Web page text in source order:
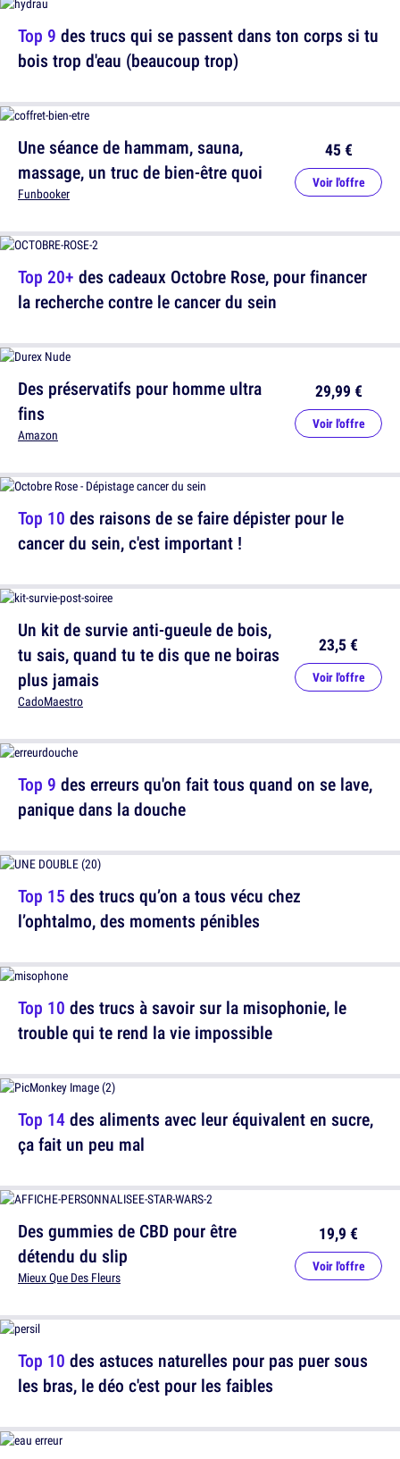
Une séance de hammam, sauna,
massage, un truc de bien-être quoi
Funbooker
45 €
Voir l'offre
Des préservatifs pour homme ultra
fins
Amazon
29,99 €
Voir l'offre
Top 10 des raisons de se faire dépister pour le
cancer du sein, c'est important !
Top 9 des erreurs qu'on fait tous quand on se lave,
panique dans la douche
Top 10 des trucs à savoir sur la misophonie, le
trouble qui te rend la vie impossible
Des gummies de CBD pour être
détendu du slip
Mieux Que Des Fleurs
19,9 €
Voir l'offre
Top 9 des trucs qui se passent dans ton corps si tu
bois trop d'eau (beaucoup trop)
Top 20+ des cadeaux Octobre Rose, pour financer
la recherche contre le cancer du sein
Un kit de survie anti-gueule de bois,
tu sais, quand tu te dis que ne boiras
plus jamais
CadoMaestro
23,5 €
Voir l'offre
Top 15 des trucs qu’on a tous vécu chez
l’ophtalmo, des moments pénibles
Top 14des aliments avec leur équivalent en sucre,
ça fait un peu mal
Top 10 des astuces naturelles pour pas puer sous
les bras, le déo c'est pour les faibles